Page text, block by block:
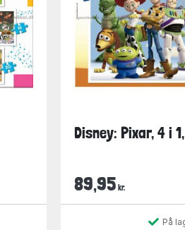
Disney: Pixar, 4 i
89,95 kr.
På